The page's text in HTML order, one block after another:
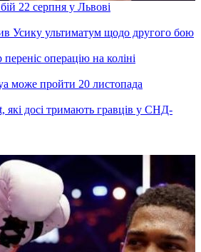
22 серпня у Львові
Усику ультиматум щодо другого бою
операцію на коліні
може пройти 20 листопада
які досі тримають гравців у СНД-